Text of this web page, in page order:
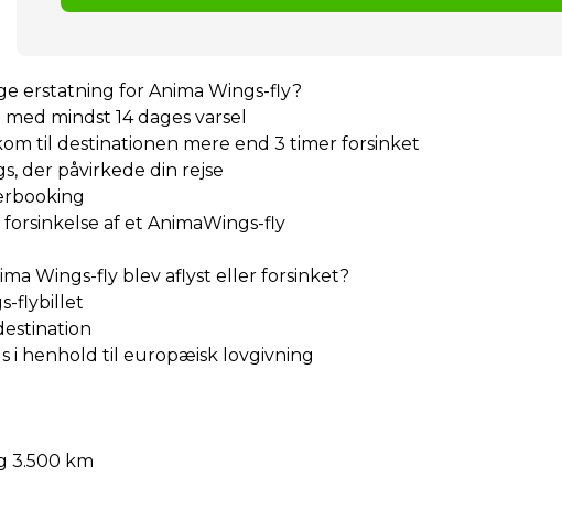
erstatning for Anima Wings-fly?
mindst 14 dages varsel
til destinationen mere end 3 timer forsinket
der påvirkede din rejse
af et AnimaWings-fly
Wings-fly blev aflyst eller forsinket?
flybillet
i henhold til europæisk lovgivning
3.500 km